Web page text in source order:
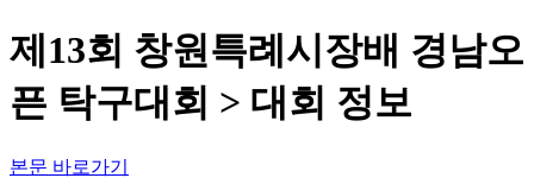
제13회 창원특례시장배 경남오
픈 탁구대회 > 대회 정보
본문 바로가기